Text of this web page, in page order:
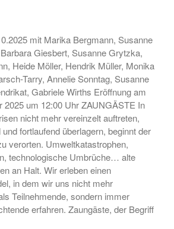
August 2025
Februar 2025
Oktober 2024
August 2024
Juli 2024
Juni 2024
April 2024
März 2024
Februar 2024
Dezember 2023
November 2023
mit Marika Bergmann, Susanne
Giesbert, Susanne Grytzka,
Heide Möller, Hendrik Müller, Monika
Tarry, Annelie Sonntag, Susanne
Gabriele Wirths Eröffnung am
2025 um 12:00 Uhr ZAUNGÄSTE In
nicht mehr vereinzelt auftreten,
fortlaufend überlagern, beginnt der
verorten. Umweltkatastrophen,
technologische Umbrüche… alte
an Halt. Wir erleben einen
in dem wir uns nicht mehr
Teilnehmende, sondern immer
erfahren. Zaungäste, der Begriff